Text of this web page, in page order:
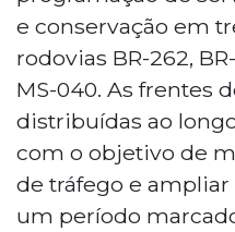
e conservação em
rodovias BR-262,
MS-040. As frentes
distribuídas ao
com o objetivo de
de tráfego e
um período